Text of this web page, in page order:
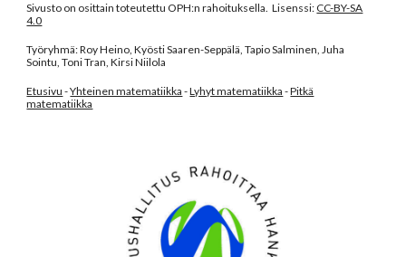
Sivusto on osittain toteutettu OPH:n rahoituksella. Lisenssi: CC-BY-SA
4.0
Työryhmä: Roy Heino, Kyösti Saaren-Seppälä, Tapio Salminen, Juha
Sointu, Toni Tran, Kirsi Niilola
Etusivu -Yhteinen matematiikka -Lyhyt matematiikka -Pitkä
matematiikka